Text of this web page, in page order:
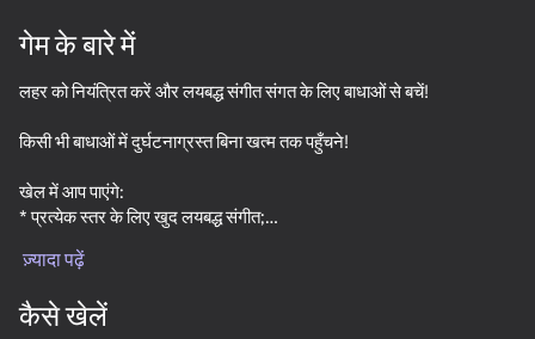
गेम के बारे में
लहर को नियंत्रित करें और लयबद्ध संगीत संगत के लिए बाधाओं से बचें!
किसी भी बाधाओं में दुर्घटनाग्रस्त बिना खत्म तक पहुँचने!
खेल में आप पाएंगे:
* प्रत्येक स्तर के लिए खुद लयबद्ध संगीत;
* बढ़ती कठिनाई के साथ 5 स्तर;
* खाल जो आपको अपना व्यक्तित्व बनाने में मदद करेगी ।
ज़्यादा पढ़ें
कैसे खेलें